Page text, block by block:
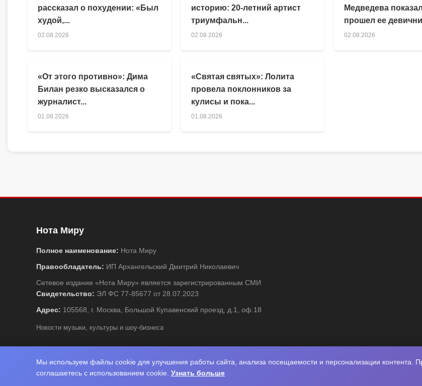
рассказал о похудении: «Был
худой,...
02.08.2026
историю: 20-летний артист
триумфальн...
02.08.2026
Медведева
прошел ее
02.08.2026
«От этого противно»: Дима
Билан резко высказался о
журналист...
01.08.2026
«Святая святых»: Лолита
провела поклонников за
кулисы и пока...
01.08.2026
Нота Миру
Полное наименование: Нота Миру
Правообладатель: ИП Архангельский Дмитрий Николаевич
Сетевое издание «Нота Миру» является зарегистрированным СМИ
Свидетельство: ЭЛ ФС 77-85677 от 28.07.2023
Адрес: 105568, г. Москва, Большой Купавенский проезд, д.1, оф.18
Новости музыки, культуры и шоу-бизнеса
. Разработка Фабрика Медиа Мьюзик . Все
Мы используем файлы cookie для улучшения работы сайта, анализа посещаемости и персонализации контента.
соглашаетесь с использованием cookie. Узнать больше